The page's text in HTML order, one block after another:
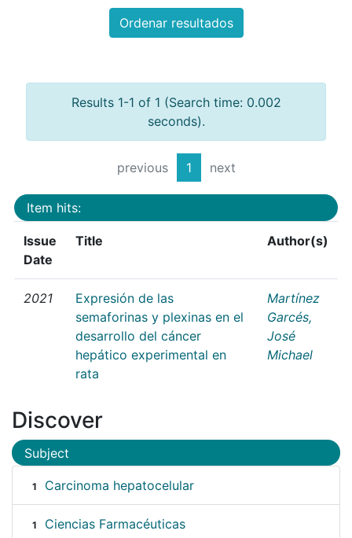
Ordenar resultados
Results 1-1 of 1 (Search time: 0.002
seconds).
previous 1 next
Item hits:
Issue
Date
Title Author(s)
2021
Expresión de las
semaforinas y plexinas en el
desarrollo del cáncer
hepático experimental en
rata
Martínez
Garcés,
José
Michael
Discover
Subject
1 Carcinoma hepatocelular
1 Ciencias Farmacéuticas